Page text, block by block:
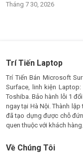
Tháng 7 30, 2026
Trí Tiến Laptop
Trí Tiến Bán Microsoft
Surface, linh kiện Laptop:
Toshiba. Bảo hành lỗi 1
ngay tại Hà Nội. Thành
đã tạo dựng được chỗ
quen thuộc với khách hàng.
Về Chúng Tôi